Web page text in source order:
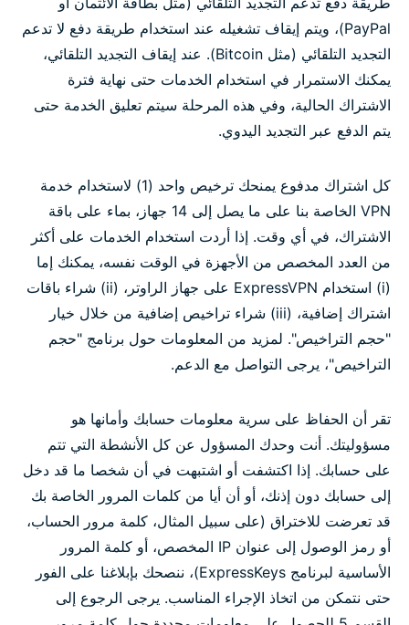
PayPal)، ويتم إيقاف تشغيله عند استخدام طريقة دفع لا تدعم
التجديد التلقائي (مثل Bitcoin). عند إيقاف التجديد التلقائي،
يمكنك الاستمرار في استخدام الخدمات حتى نهاية فترة
الاشتراك الحالية، وفي هذه المرحلة سيتم تعليق الخدمة حتى
يتم الدفع عبر التجديد اليدوي.
كل اشتراك مدفوع يمنحك ترخيص واحد (1) لاستخدام خدمة
VPN الخاصة بنا على ما يصل إلى 14 جهاز، بماء على باقة
الاشتراك، في أي وقت. إذا أردت استخدام الخدمات على أكثر
من العدد المخصص من الأجهزة في الوقت نفسه، يمكنك إما
(i) استخدام ExpressVPN على جهاز الراوتر، (ii) شراء باقات
اشتراك إضافية، (iii) شراء تراخيص إضافية من خلال خيار
"حجم التراخيص". لمزيد من المعلومات حول برنامج "حجم
التراخيص"، يرجى التواصل مع الدعم.
تقر أن الحفاظ على سرية معلومات حسابك وأمانها هو
مسؤوليتك. أنت وحدك المسؤول عن كل الأنشطة التي تتم
على حسابك. إذا اكتشفت أو اشتبهت في أن شخصا ما قد دخل
إلى حسابك دون إذنك، أو أن أيا من كلمات المرور الخاصة بك
قد تعرضت للاختراق (على سبيل المثال، كلمة مرور الحساب،
أو رمز الوصول إلى عنوان IP المخصص، أو كلمة المرور
الأساسية لبرنامج ExpressKeys)، ننصحك بإبلاغنا على الفور
حتى نتمكن من اتخاذ الإجراء المناسب. يرجى الرجوع إلى